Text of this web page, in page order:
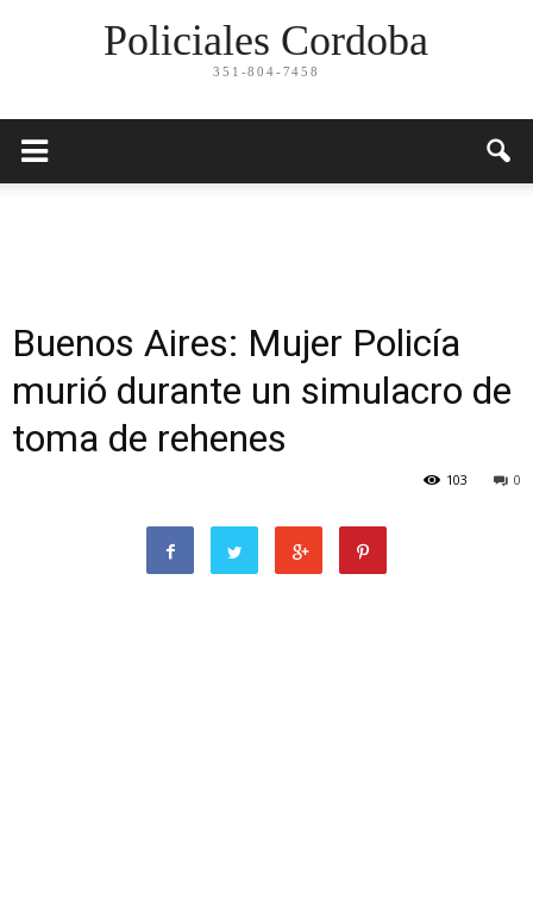
Policiales Cordoba
351-804-7458
Buenos Aires: Mujer Policía
murió durante un simulacro de
toma de rehenes
0
103